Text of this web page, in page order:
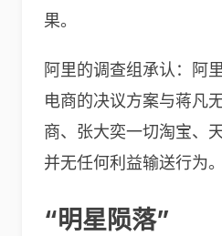
果。
阿里的调查组承认：阿
电商的决议方案与蒋凡
商、张大奕一切淘宝、
并无任何利益输送行为。
“明星陨落”